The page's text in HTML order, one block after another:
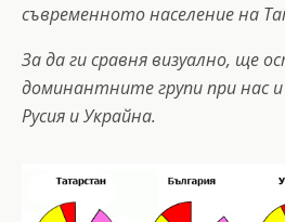
съвременното население на
За да ги сравня визуално, ще
доминантните групи при нас
Русия и Украйна.